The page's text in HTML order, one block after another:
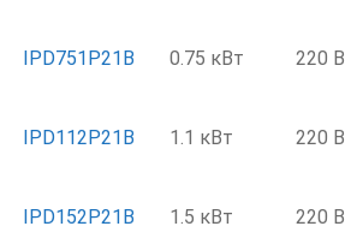
IPD751P21B
0.75 кВт 220 В
IPD112P21B
1.1 кВт 220 В
IPD152P21B
1.5 кВт 220 В